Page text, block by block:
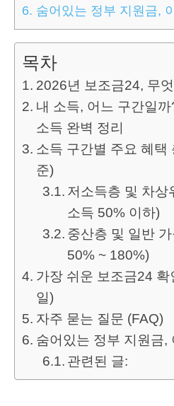
6. 숨어있는 정부 지원금,
목차
2026년 보조금24, 무
내 소득, 어느 구간일
소득 완벽 정리
소득 구간별 주요 혜택
준)
저소득층 및 차상
소득 50% 이하)
중산층 및 일반
50% ~ 180%)
가장 쉬운 보조금24
일)
자주 묻는 질문 (FAQ)
숨어있는 정부 지원금,
관련된 글: